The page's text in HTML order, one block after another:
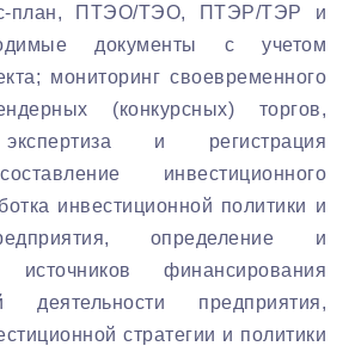
план, ПТЭО/ТЭО, ПТЭР/ТЭР и
документы с учетом
мониторинг своевременного
(конкурсных) торгов,
и регистрация
инвестиционного
инвестиционной политики и
определение и
источников финансирования
деятельности предприятия,
стратегии и политики